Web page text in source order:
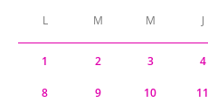
L M M J
1 2 3 4
8 9 10 11